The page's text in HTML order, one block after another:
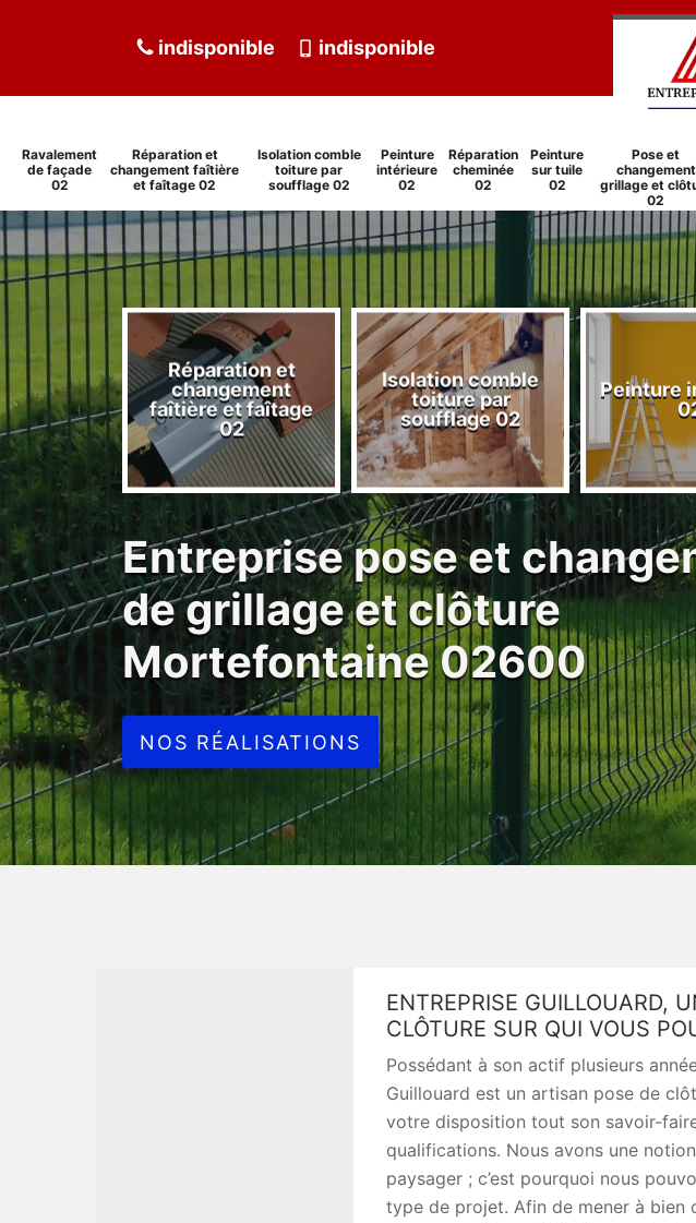
indisponible indisponible
Ravalement
de façade
02
Réparation et
changement faîtière
et faîtage 02
Isolation comble
toiture par
soufflage 02
Peinture
intérieure
02
Réparation
cheminée
02
Peinture
sur tuile
02
Pose et
changement
grillage et
02
de
02
Réparation et
changement
faîtière et faîtage
02
Isolation comble
toiture par
soufflage 02
Peinture
Entreprise pose et
de grillage et clôture
Mortefontaine 02600
NOS RÉALISATIONS
ENTREPRISE GUILLOUARD,
CLÔTURE SUR QUI VOUS
Possédant à son actif plusieurs
Guillouard est un artisan pose de
votre disposition tout son savoir-
qualifications. Nous avons une
paysager ; c’est pourquoi nous
type de projet. Afin de mener à bien